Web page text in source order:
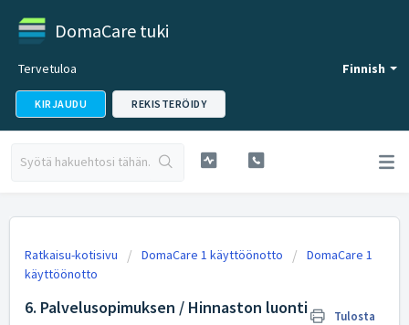
DomaCare tuki
Finnish
Tervetuloa
KIRJAUDU REKISTERÖIDY
Ratkaisu-kotisivu DomaCare 1 käyttöönotto
DomaCare 1
käyttöönotto
6. Palvelusopimuksen / Hinnaston luonti
Tulosta